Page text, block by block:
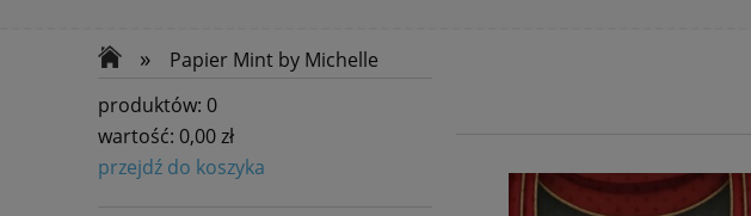
»
Papier Mint by Michelle
produktów: 0
wartość: 0,00 zł
przejdź do koszyka